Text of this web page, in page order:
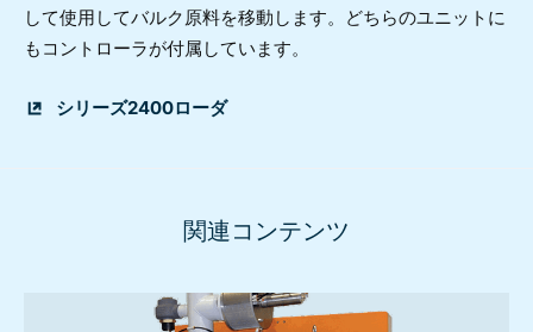
して使用してバルク原料を移動します。どちらのユニットに
もコントローラが付属しています。
シリーズ2400ローダ
関連コンテンツ